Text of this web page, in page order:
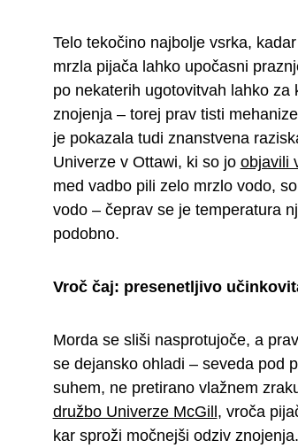
Telo tekočino najbolje vsrka,
mrzla pijača lahko upočasni
po nekaterih ugotovitvah lahko
znojenja – torej prav tisti
je pokazala tudi znanstvena
Univerze v Ottawi, ki so jo objavili
med vadbo pili zelo mrzlo vodo,
vodo – čeprav se je temperatura
podobno.
Vroč čaj: presenetljivo
Morda se sliši nasprotujoče, a
se dejansko ohladi – seveda pod
suhem, ne pretirano vlažnem
družbo Univerze McGill , vroča
kar sproži močnejši odziv